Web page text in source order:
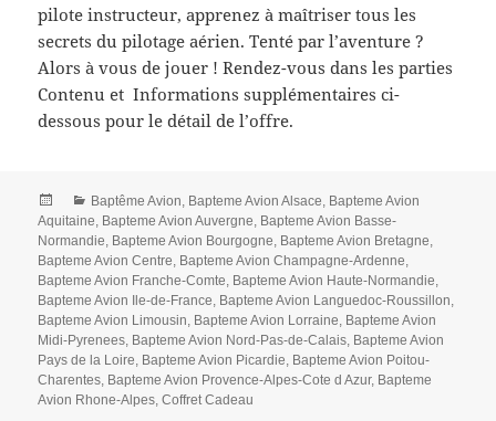
pilote instructeur, apprenez à maîtriser tous les
secrets du pilotage aérien. Tenté par l’aventure ?
Alors à vous de jouer ! Rendez-vous dans les parties
Contenu et Informations supplémentaires ci-
dessous pour le détail de l’offre.
Posted
on
Categories
Baptême Avion Bapteme Avion Alsace Bapteme Avion
Aquitaine Bapteme Avion Auvergne Bapteme Avion Basse-
Normandie Bapteme Avion Bourgogne Bapteme Avion Bretagne
Bapteme Avion Centre Bapteme Avion Champagne-Ardenne
Bapteme Avion Franche-Comte Bapteme Avion Haute-Normandie
Bapteme Avion Ile-de-France Bapteme Avion Languedoc-Roussillon
Bapteme Avion Limousin Bapteme Avion Lorraine Bapteme Avion
Midi-Pyrenees Bapteme Avion Nord-Pas-de-Calais Bapteme Avion
Pays de la Loire Bapteme Avion Picardie Bapteme Avion Poitou-
Charentes Bapteme Avion Provence-Alpes-Cote d Azur, Bapteme
Avion Rhone-Alpes ,Coffret Cadeau